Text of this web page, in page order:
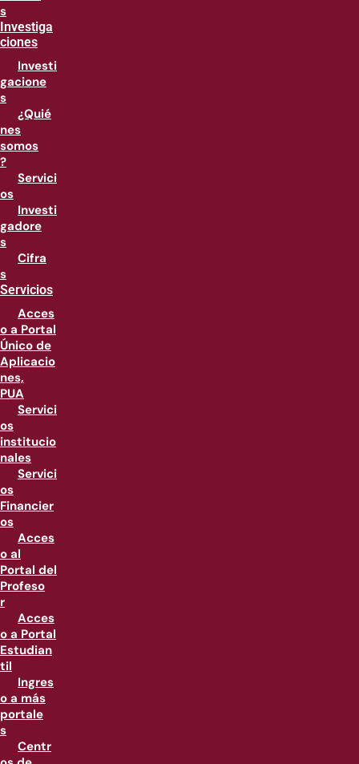
s
Investiga
ciones
Investi
gacione
s
¿Quié
nes
somos
?
Servici
os
Investi
gadore
s
Cifra
s
Servicios
Acces
o a Portal
Único de
Aplicacio
nes,
PUA
Servici
os
institucio
nales
Servici
os
Financier
os
Acces
o al
Portal del
Profeso
r
Acces
o a Portal
Estudian
til
Ingres
o a más
portale
s
Centr